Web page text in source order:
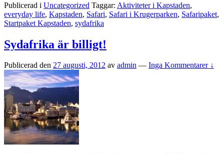
Publicerad i Uncategorized Taggar: Aktiviteter i Kapstaden,
everyday life, Kapstaden, Safari, Safari i Krugerparken, Safaripaket,
Startpaket Kapstaden, sydafrika
Sydafrika är billigt!
Publicerad den 27 augusti, 2012 av admin — Inga Kommentarer ↓